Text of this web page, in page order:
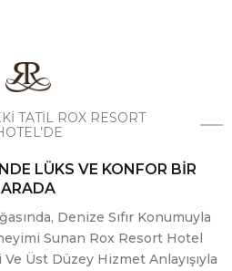
TATIL ROX RESORT
LÜKS VE KONFOR BIR
ARADA
Denize Sıfır Konumuyla
Sunan Rox Resort Hotel
Üst Düzey Hizmet Anlayışıyla